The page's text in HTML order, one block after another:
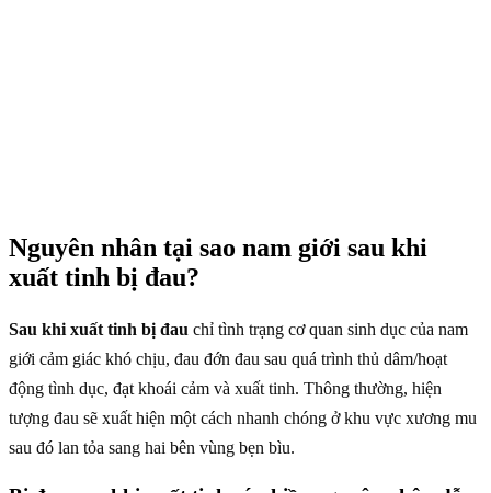
Nguyên nhân tại sao nam giới sau khi
xuất tinh bị đau?
Sau khi xuất tinh bị đau chỉ tình trạng cơ quan sinh dục của nam
giới cảm giác khó chịu, đau đớn đau sau quá trình thủ dâm/hoạt
động tình dục, đạt khoái cảm và xuất tinh. Thông thường, hiện
tượng đau sẽ xuất hiện một cách nhanh chóng ở khu vực xương mu
sau đó lan tỏa sang hai bên vùng bẹn bìu.